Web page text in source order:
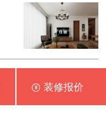
 装修报价